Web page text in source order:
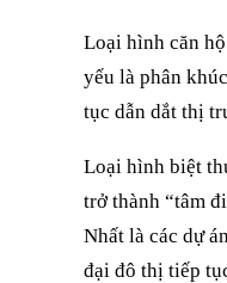
Loại hình căn
yếu là phân
tục dẫn dắt thị
Loại hình biệt
trở thành “tâm
Nhất là các dự
đại đô thị tiếp